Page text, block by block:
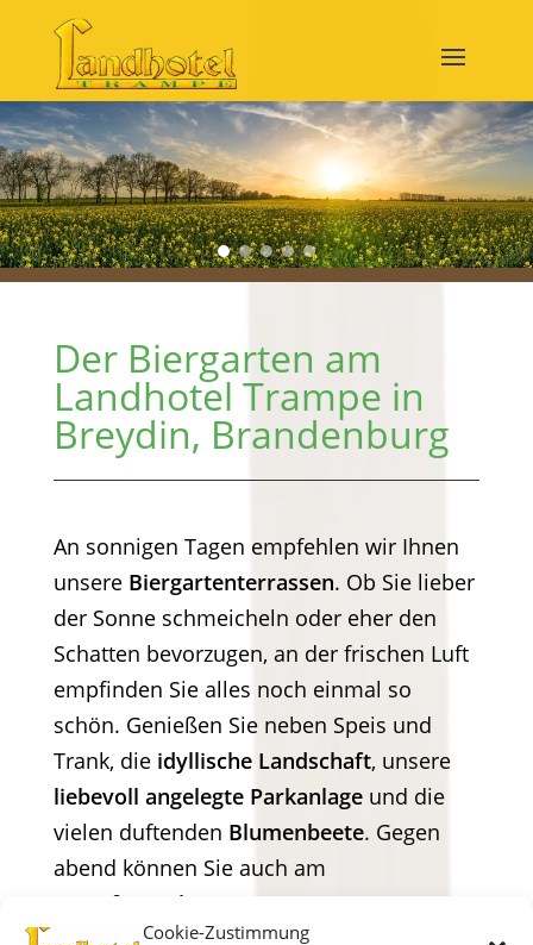
Cookie-Zustimmung
Der Biergarten am
Landhotel Trampe in
Breydin, Brandenburg
An sonnigen Tagen empfehlen wir Ihnen
unsere Biergartenterrassen. Ob Sie lieber
der Sonne schmeicheln oder eher den
Schatten bevorzugen, an der frischen Luft
empfinden Sie alles noch einmal so
schön. Genießen Sie neben Speis und
Trank, die idyllische Landschaft, unsere
liebevoll angelegte Parkanlageund die
vielen duftenden Blumenbeete. Gegen
abend können Sie auch am
Lagerfeuerplatz
träumen.